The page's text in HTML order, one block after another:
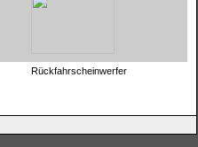
Rückfahrscheinwerfer